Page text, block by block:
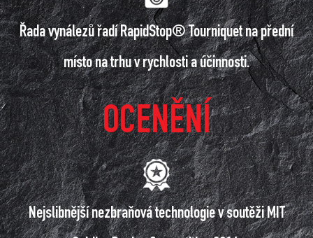
Řada vynálezů řadí RapidStop® Tourniquet na přední
místo na trhu v rychlosti a účinnosti.
OCENĚNÍ
Nejslibnější nezbraňová technologie v soutěži MIT